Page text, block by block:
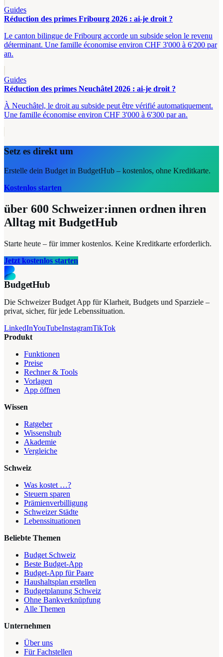
Guides
Réduction des primes Fribourg 2026 : ai-je droit ?
Le canton bilingue de Fribourg accorde un subside selon le revenu
déterminant. Une famille économise environ CHF 3'000 à 6'200 par
an.
Guides
Réduction des primes Neuchâtel 2026 : ai-je droit ?
À Neuchâtel, le droit au subside peut être vérifié automatiquement.
Une famille économise environ CHF 3'000 à 6'300 par an.
Setz es direkt um
Erstelle dein Budget in BudgetHub – kostenlos, ohne Kreditkarte.
Kostenlos starten
über 600 Schweizer:innen ordnen ihren
Alltag mit BudgetHub
Starte heute – für immer kostenlos. Keine Kreditkarte erforderlich.
Jetzt kostenlos starten
BudgetHub
Die Schweizer Budget App für Klarheit, Budgets und Sparziele –
privat, sicher, für jede Lebenssituation.
LinkedInYouTubeInstagramTikTok
Produkt
Funktionen
Preise
Rechner & Tools
Vorlagen
App öffnen
Wissen
Ratgeber
Wissenshub
Akademie
Vergleiche
Schweiz
Was kostet …?
Steuern sparen
Prämienverbilligung
Schweizer Städte
Lebenssituationen
Beliebte Themen
Budget Schweiz
Beste Budget-App
Budget-App für Paare
Haushaltsplan erstellen
Budgetplanung Schweiz
Ohne Bankverknüpfung
Alle Themen
Unternehmen
Über uns
Für Fachstellen